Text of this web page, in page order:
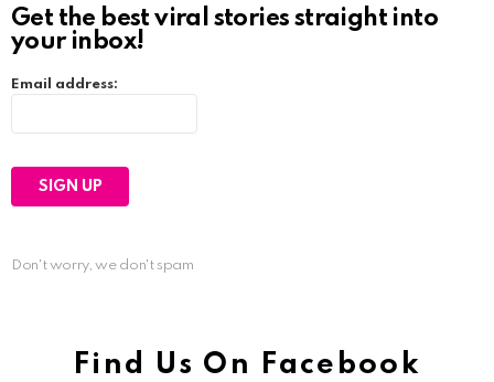
Get the best viral stories straight into
your inbox!
Email address:
Don't worry, we don't spam
Find Us On Facebook